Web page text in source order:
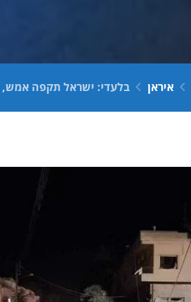
איראן בלעדי: ישראל תקפה אמש, במרחב חומס, נכסים השייכים